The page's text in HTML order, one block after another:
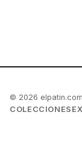
© 2026
COLECCIONES